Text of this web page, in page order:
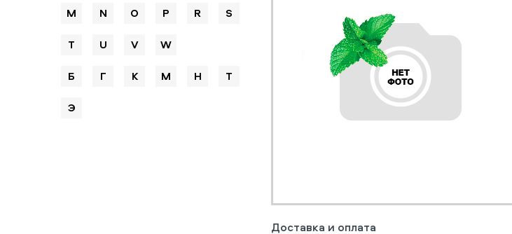
M N O P R S
T U V W
Б Г К М Н Т
Э
Доставка и оплата